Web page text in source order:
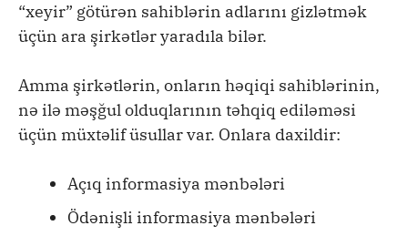
“xeyir” götürən sahiblərin adlarını gizlətmək
üçün ara şirkətlər yaradıla bilər.
Amma şirkətlərin, onların həqiqi sahiblərinin,
nə ilə məşğul olduqlarının təhqiq ediləməsi
üçün müxtəlif üsullar var. Onlara daxildir:
Açıq informasiya mənbələri
Ödənişli informasiya mənbələri